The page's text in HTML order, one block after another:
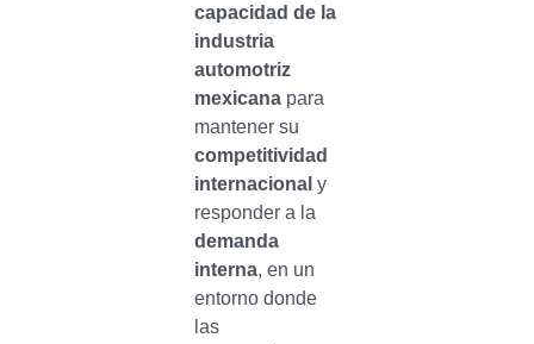
capacidad de la
industria
automotriz
mexicana para
mantener su
competitividad
internacional y
responder a la
demanda
interna, en un
entorno donde
las